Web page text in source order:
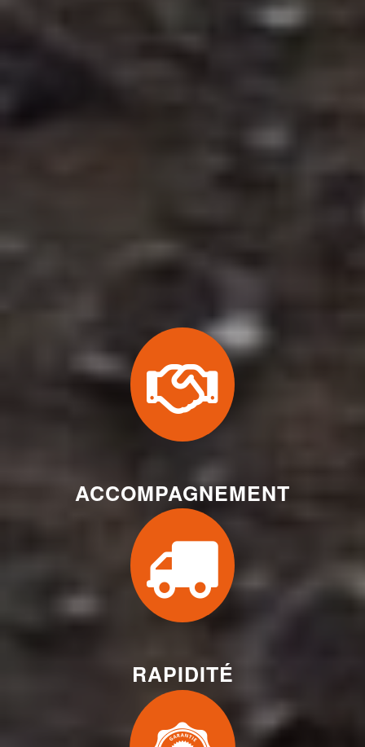
ACCOMPAGNEMENT
RAPIDITÉ